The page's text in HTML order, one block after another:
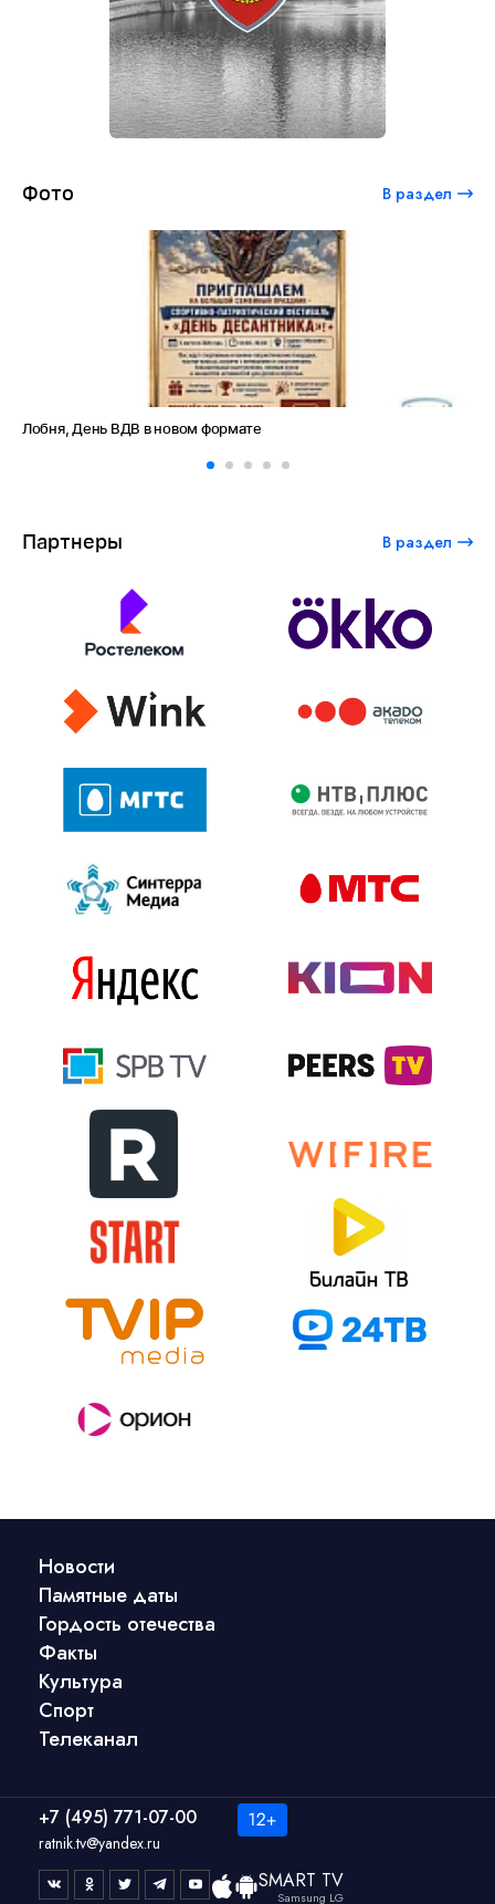
Фото В раздел
Лобня, День ВДВ в новом формате
Партнеры В раздел
Новости
Памятные даты
Гордость отечества
Факты
Культура
Спорт
Телеканал
+7 (495) 771-07-00
ratnik.tv@yandex.ru
SMART TV
Samsung LG